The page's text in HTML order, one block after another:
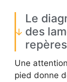
Le
des
Une
pied donne